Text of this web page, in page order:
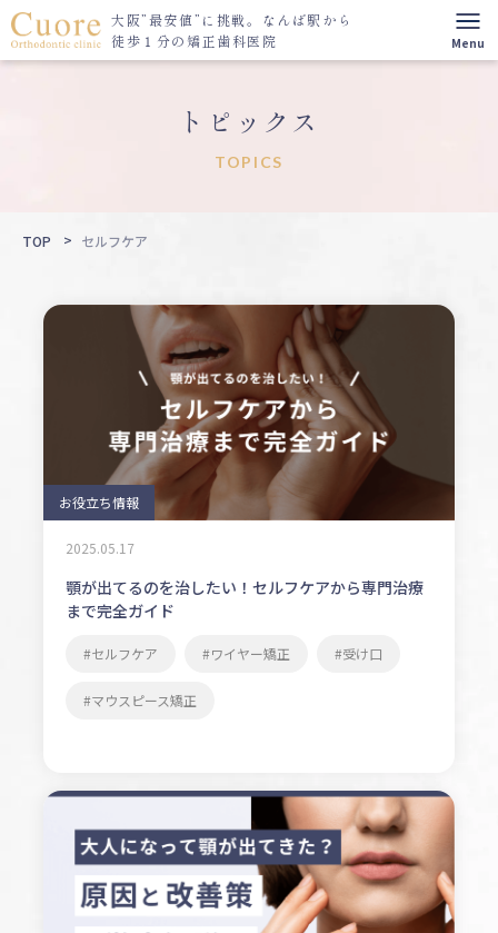
大阪”最安値”に挑戦。 なんば駅から
徒歩１分の矯正歯科医院
トピックス
TOPICS
TOP セルフケア
お役立ち情報
2025.05.17
顎が出てるのを治したい！セルフケアから専門治療
まで完全ガイド
セルフケア ワイヤー矯正 受け口
マウスピース矯正